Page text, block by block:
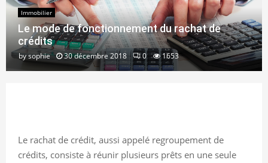
Immobilier
Le mode de fonctionnement du rachat de
crédits
bysophie 30 décembre 2018 0 1653
Le rachat de crédit, aussi appelé regroupement de
crédits, consiste à réunir plusieurs prêts en une seule